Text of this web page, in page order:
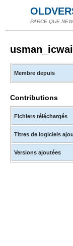
PARCE QUE
usman_icwai
Membre depuis
Contributions
Fichiers téléchargés
Titres de logiciels
Versions ajoutées